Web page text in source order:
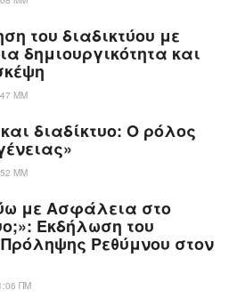
του διαδικτύου με
δημιουργικότητα και
ΜΜ
διαδίκτυο: Ο ρόλος
ΜΜ
με Ασφάλεια στο
Εκδήλωση του
Ρεθύμνου στον
ΠΜ